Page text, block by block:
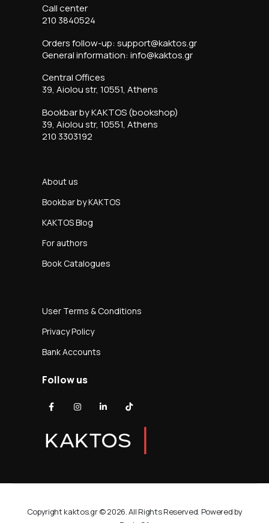
Call center
210 3840524
Orders follow-up: support@kaktos.gr
General information: info@kaktos.gr
Central Offices
39, Aiolou str, 10551, Athens
Bookbar by KAKTOS (bookshop)
39, Aiolou str, 10551, Athens
210 3303192
About us
Bookbar by KAKTOS
KAKTOS Blog
For authors
Book Catalogues
User Terms & Conditions
Privacy Policy
Bank Accounts
Follow us
Copyright kaktos.gr © 2026. All Rights Reserved. Powered by